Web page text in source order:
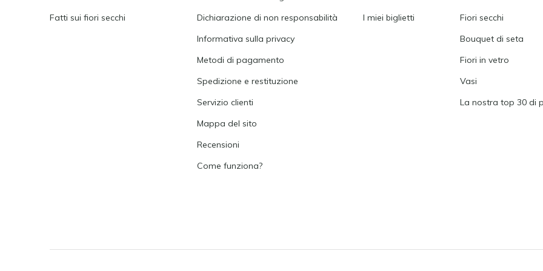
Fatti sui fiori secchi
Dichiarazione di non responsabilità
Informativa sulla privacy
Metodi di pagamento
Spedizione e restituzione
Servizio clienti
Mappa del sito
Recensioni
Come funziona?
I miei biglietti
Fiori secchi
Bouquet di seta
Fiori in vetro
Vasi
La nostra top 30 di